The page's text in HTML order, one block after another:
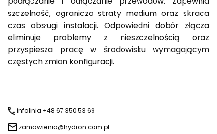
szczelność, ogranicza straty medium oraz skraca
czas obsługi instalacji. Odpowiedni dobór złącza
eliminuje problemy z nieszczelnością oraz
przyspiesza pracę w środowisku wymagającym
częstych zmian konfiguracji.
infolinia +48 67 350 53 69
zamowienia@hydron.com.pl